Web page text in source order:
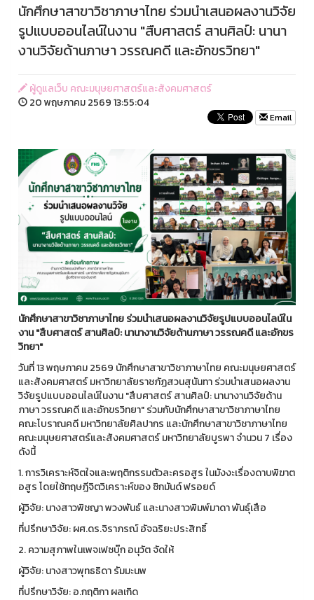
นักศึกษาสาขาวิชาภาษาไทย ร่วมนำเสนอผลงานวิจัย
รูปแบบออนไลน์ในงาน "สืบศาสตร์ สานศิลป์: นานา
งานวิจัยด้านภาษา วรรณคดี และอักขรวิทยา"
ผู้ดูแลเว็บ คณะมนุษยศาสตร์และสังคมศาสตร์
20 พฤษภาคม 2569 13:55:04
Email
นักศึกษาสาขาวิชาภาษาไทย ร่วมนำเสนอผลงานวิจัยรูปแบบออนไลน์ใน
งาน "สืบศาสตร์ สานศิลป์: นานางานวิจัยด้านภาษา วรรณคดี และอักขร
วิทยา"
วันที่ 13 พฤษภาคม 2569 นักศึกษาสาขาวิชาภาษาไทย คณะมนุษยศาสตร์
และสังคมศาสตร์ มหาวิทยาลัยราชภัฏสวนสุนันทา ร่วมนำเสนอผลงาน
วิจัยรูปแบบออนไลน์ในงาน "สืบศาสตร์ สานศิลป์: นานางานวิจัยด้าน
ภาษา วรรณคดี และอักขรวิทยา" ร่วมกับนักศึกษาสาขาวิชาภาษาไทย
คณะโบราณคดี มหาวิทยาลัยศิลปากร และนักศึกษาสาขาวิชาภาษาไทย
คณะมนุษยศาสตร์และสังคมศาสตร์ มหาวิทยาลัยบูรพา จำนวน 7 เรื่อง
ดังนี้
1. การวิเคราะห์จิตใจและพฤติกรรมตัวละครอสูร ในมังงะเรื่องดาบพิฆาต
อสูร โดยใช้ทฤษฎีจิตวิเคราะห์ของ ซิกมันด์ ฟรอยด์
ผู้วิจัย: นางสาวพิชญา พวงพันธ์ และนางสาวพิมพ์มาดา พันธุ์เสือ
ที่ปรึกษาวิจัย: ผศ.ดร.จิราภรณ์ อัจฉริยะประสิทธิ์
2. ความสุภาพในเพจเฟซบุ๊ก อนุวัต จัดให้
ผู้วิจัย: นางสาวพุทธธิดา รัมมะนพ
ที่ปรึกษาวิจัย: อ.กฤติกา ผลเกิด